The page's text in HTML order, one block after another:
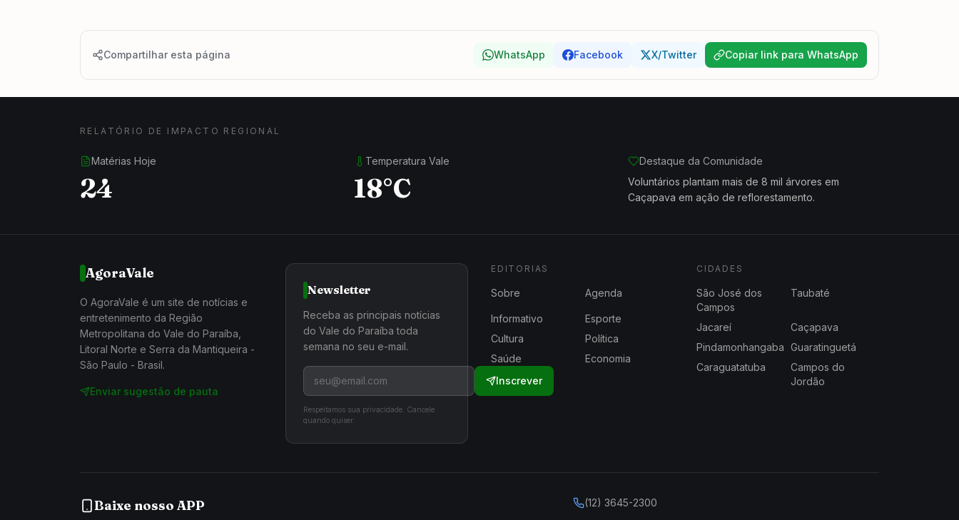
Compartilhar esta página WhatsApp Facebook X/Twitter Copiar link para WhatsApp
RELATÓRIO DE IMPACTO REGIONAL
Matérias Hoje
24
Temperatura Vale
18°C
Destaque da Comunidade
Voluntários plantam mais de 8 mil árvores em
Caçapava em ação de reflorestamento.
AgoraVale
O AgoraVale é um site de notícias e
entretenimento da Região
Metropolitana do Vale do Paraíba,
Litoral Norte e Serra da Mantiqueira -
São Paulo - Brasil.
Enviar sugestão de pauta
Newsletter
Receba as principais notícias
do Vale do Paraíba toda
semana no seu e-mail.
Inscrever
Respeitamos sua privacidade. Cancele
quando quiser.
EDITORIAS
Sobre Agenda
Informativo
Esporte
Cultura
Política
Saúde
Economia
CIDADES
São José dos
Campos
Taubaté
Jacareí
Caçapava
Pindamonhangaba Guaratinguetá
Caraguatatuba
Campos do
Jordão
Baixe nosso APP
(12) 3645-2300